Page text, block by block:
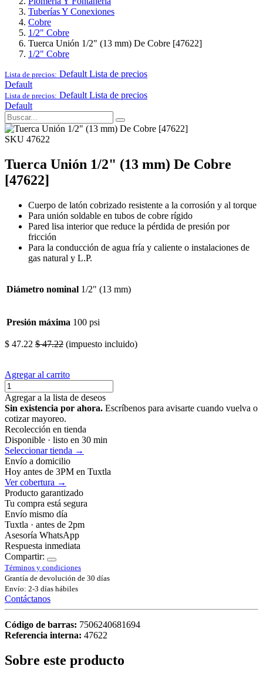
Tuberías Y Conexiones
Cobre
1/2" Cobre
Tuerca Unión 1/2" (13 mm) De Cobre [47622]
1/2" Cobre
Lista de precios: Default Lista de precios
Default
Lista de precios: Default Lista de precios
Default
SKU 47622
Tuerca Unión 1/2" (13 mm) De Cobre
[47622]
Cuerpo de latón cobrizado resistente a la corrosión y al torque
Para unión soldable en tubos de cobre rígido
Pared lisa interior que reduce la pérdida de presión por
fricción
Para la conducción de agua fría y caliente o instalaciones de
gas natural y L.P.
Diámetro nominal 1/2" (13 mm)
Presión máxima 100 psi
$ 47.22 $47.22 (impuesto incluido)
Agregar al carrito
Agregar a la lista de deseos
Sin existencia por ahora. Escríbenos para avisarte cuando vuelva o
cotizar mayoreo.
Recolección en tienda
Disponible · listo en 30 min
Seleccionar tienda →
Envío a domicilio
Hoy antes de 3PM en Tuxtla
Ver cobertura →
Producto garantizado
Tu compra está segura
Envío mismo día
Tuxtla · antes de 2pm
Asesoría WhatsApp
Respuesta inmediata
Compartir:
Términos y condiciones
Grantía de devolución de 30 días
Envío: 2-3 días hábiles
Contáctanos
Código de barras: 7506240681694
Referencia interna: 47622
Sobre este producto